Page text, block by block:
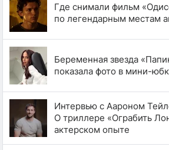
Где снимали фильм
по легендарным местам
Беременная звезда
показала фото в мини-
Интервью с Аароном
О триллере «Ограбить
актерском опыте